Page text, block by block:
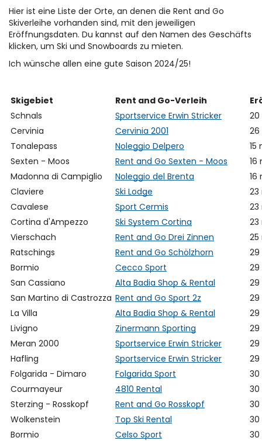
Hier ist eine Liste der Orte, an denen die Rent and Go
Skiverleihe vorhanden sind, mit den jeweiligen
Eröffnungsdaten. Du kannst auf den Namen des Geschäfts
klicken, um Ski und Snowboards zu mieten.
Ich wünsche allen eine gute Saison 2024/25!
Skigebiet Rent and Go-Verleih
Schnals
Sportservice Erwin Stricker
Cervinia
Cervinia 2001
Tonalepass
Noleggio Delpero
15
Sexten - Moos
Rent and Go Sexten - Moos
16
Madonna di Campiglio
Noleggio del Brenta
16
Claviere
Ski Lodge
Cavalese
Sport Cermis
Cortina d'Ampezzo
Ski System Cortina
Vierschach
Rent and Go Drei Zinnen
Ratschings
Rent and Go Schölzhorn
Bormio
Cecco Sport
San Cassiano
Alta Badia Shop & Rental
San Martino di Castrozza Rent and Go Sport 2z
29
La Villa
Alta Badia Shop & Rental
Livigno
Zinermann Sporting
Meran 2000
Sportservice Erwin Stricker
Hafling
Sportservice Erwin Stricker
Folgarida - Dimaro
Folgarida Sport
Courmayeur
4810 Rental
Sterzing - Rosskopf
Rent and Go Rosskopf
Wolkenstein
Top Ski Rental
Bormio
Celso Sport